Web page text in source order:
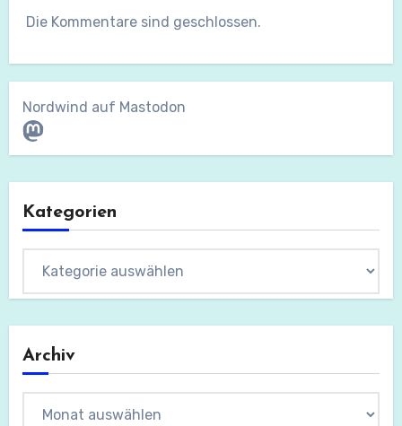
Die Kommentare sind geschlossen.
Nordwind auf Mastodon
Mastodon
Kategorien
Archiv